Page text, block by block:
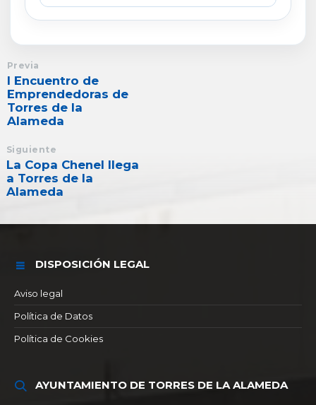
Previa
I Encuentro de
Emprendedoras de
Torres de la
Alameda
Siguiente
La Copa Chenel llega
a Torres de la
Alameda
DISPOSICIÓN LEGAL
Aviso legal
Política de Datos
Política de Cookies
AYUNTAMIENTO DE TORRES DE LA ALAMEDA